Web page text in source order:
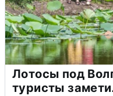
Лотосы под
туристы